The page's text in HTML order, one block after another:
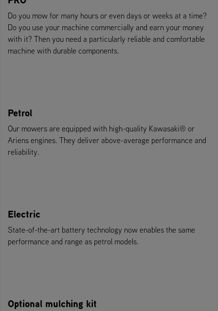
Do you mow for many hours or even days or weeks at a time?
Do you use your machine commercially and earn your money
with it? Then you need a particularly reliable and comfortable
machine with durable components.
Petrol
Our mowers are equipped with high-quality Kawasaki® or
Ariens engines. They deliver above-average performance and
reliability.
Electric
State-of-the-art battery technology now enables the same
performance and range as petrol models.
Optional mulching kit